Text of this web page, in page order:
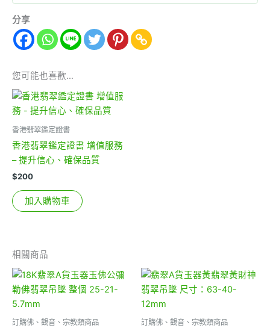
分享
您可能也喜歡…
香港翡翠鑑定證書
香港翡翠鑑定證書 增值服務
– 提升信心、確保品質
$200
加入購物車
相關商品
訂購佛、觀音、宗教類商品 訂購佛、觀音、宗教類商品